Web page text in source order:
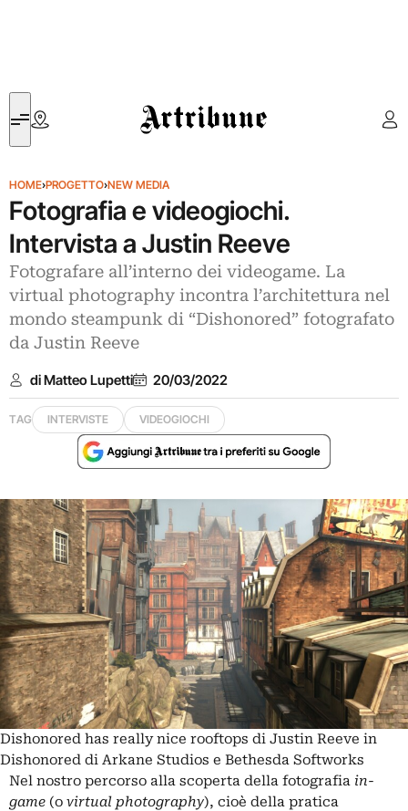
Artribune
HOME›PROGETTO›NEW MEDIA
Fotografia e videogiochi.
Intervista a Justin Reeve
Fotografare all’interno dei videogame. La
virtual photography incontra l’architettura nel
mondo steampunk di “Dishonored” fotografato
da Justin Reeve
di Matteo Lupetti 20/03/2022
TAG INTERVISTE VIDEOGIOCHI
Dishonored has really nice rooftops di Justin Reeve in
Dishonored di Arkane Studios e Bethesda Softworks
Nel nostro percorso alla scoperta della fotografia in-
game (o virtual photography), cioè della pratica